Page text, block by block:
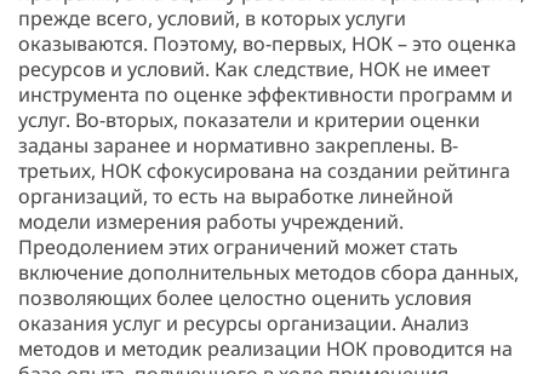
прежде всего, условий, в ко­торых услуги
оказываются. Поэтому, во‑первых, НОК – это оценка
ре­сурсов и условий. Как следствие, НОК не имеет
инструмента по оценке эффективности программ и
услуг. Во-вторых, показатели и критерии оценки
заданы заранее и нормативно закреплены. В-
третьих, НОК сфо­кусирована на создании рейтинга
организаций, то есть на выработке линейной
модели измерения работы учреждений.
Преодолением этих ограничений может стать
включение дополнительных методов сбора данных,
позволяющих более целостно оценить условия
оказания услуг и ресурсы организации. Анализ
методов и методик реализации НОК проводится на